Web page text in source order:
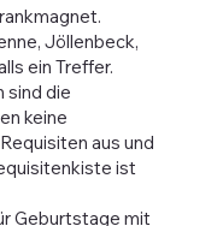
Jöllenbeck,
ein Treffer.
sind die
keine
aus und
ist
Geburtstage mit